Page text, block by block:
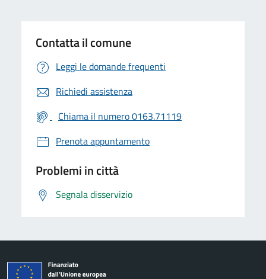
Contatta il comune
Leggi le domande frequenti
Richiedi assistenza
Chiama il numero 0163.71119
Prenota appuntamento
Problemi in città
Segnala disservizio